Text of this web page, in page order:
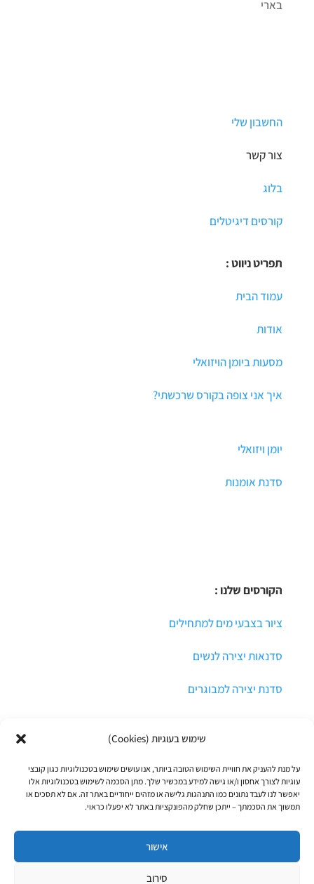
שימוש בעוגיות (Cookies)
על מנת להעניק את חוויית השימוש הטובה ביותר, אנו עושים שימוש בטכנולוגיות כגון קובצי
עוגיות לצורך אחסון ו/או גישה למידע במכשיר שלך. מתן הסכמה לשימוש בטכנולוגיות אלו
יאפשר לנו לעבד נתונים כמו התנהגות גלישה או מזהים ייחודיים באתר זה. אם לא תסכים או
תמשוך את הסכמתך – ייתכן שחלק מהפונקציות באתר לא יפעלו כראוי.
אישור
סירוב
בארי
החשבון שלי
צור קשר
בלוג
קורסים דיגיטלים
תפריט ניווט :
עמוד הבית
אודות
מסעות ביומן הויזואלי
איך אני צופה בקורס שרכשתי?
יומן ויזואלי
סדנת אומנות
הקורסים שלנו :
ציור בצבעי מים למתחילים
סדנאות יצירה לנשים
סדנת יצירה למבוגרים
© כל הזכויות שמורות לרקפת הדר